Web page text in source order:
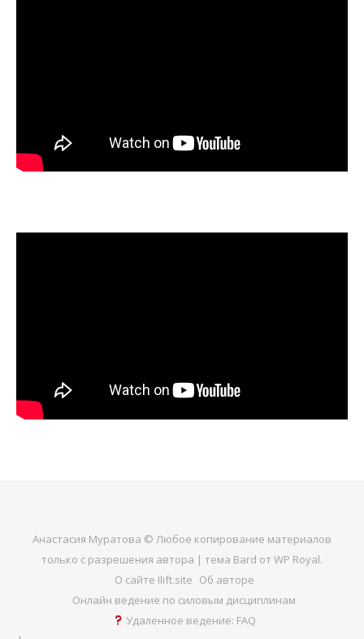
Анастасия Муратова © Любое копирование материалов
только с разрешения автора | тема Bard от WP Royal.
О сайте Ilift.site Об авторе
Онлайн ведение по силовым дисциплинам
Удаленное ведение: FAQ